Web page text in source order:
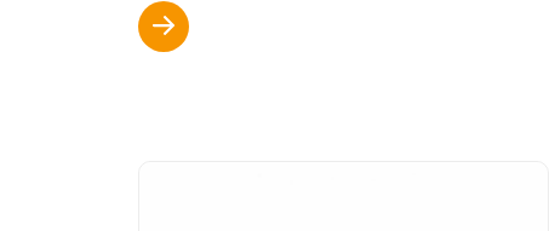
Scopri di più